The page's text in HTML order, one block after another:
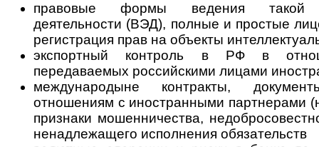
правовые формы ведения такой
деятельности (ВЭД), полные и простые
регистрация прав на объекты
экспортный контроль в РФ в
передаваемых российскими лицами
международыне контракты,
отношениям с иностранными партнерами
признаки мошенничества,
ненадлежащего исполнения обязательств